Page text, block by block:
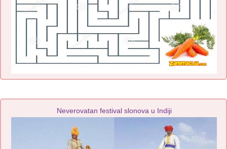
Neverovatan festival slonova u Indiji